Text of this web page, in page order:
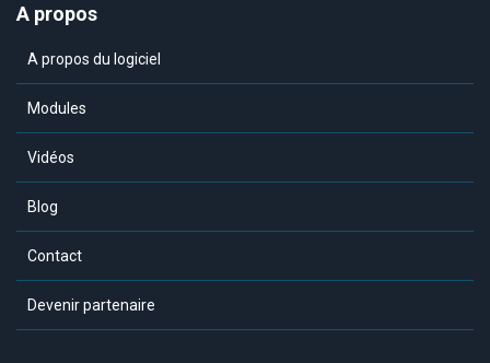
A propos
A propos du logiciel
Modules
Vidéos
Blog
Contact
Devenir partenaire